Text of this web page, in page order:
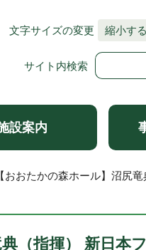
文字サイズの変更 縮小する
サイト内検索
設案内
おおたかの森ホール】沼尻
（指揮） 新日本